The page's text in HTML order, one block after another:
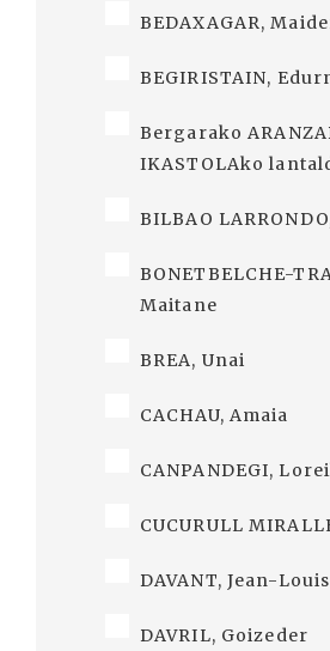
BEDAXAGAR,
BEGIRISTAIN,
Bergarako
IKASTOLAko
BILBAO
BONETBELCHE-
Maitane
BREA, Unai
CACHAU, Amaia
CANPANDEGI,
CUCURULL
DAVANT, Jean-Louis
DAVRIL, Goizeder